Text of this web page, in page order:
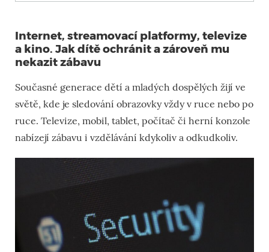
Internet, streamovací platformy, televize
a kino. Jak dítě ochránit a zároveň mu
nekazit zábavu
Současné generace dětí a mladých dospělých žijí ve
světě, kde je sledování obrazovky vždy v ruce nebo po
ruce. Televize, mobil, tablet, počítač či herní konzole
nabízejí zábavu i vzdělávání kdykoliv a odkudkoliv.